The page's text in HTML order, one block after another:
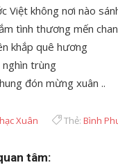
Việt không nơi nào
tình thương mến
khắp quê hương
nghìn trùng
đón mừng xuân ..
Xuân Thẻ: Bình
tâm: